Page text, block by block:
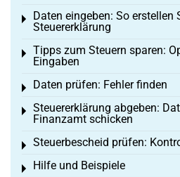
Daten eingeben: So erstellen
Steuererklärung
Toggle menu
Tipps zum Steuern sparen:
Eingaben
Toggle menu
Daten prüfen: Fehler finden
Toggle menu
Steuererklärung abgeben:
Finanzamt schicken
Toggle menu
Steuerbescheid prüfen:
Toggle menu
Hilfe und Beispiele
Toggle menu